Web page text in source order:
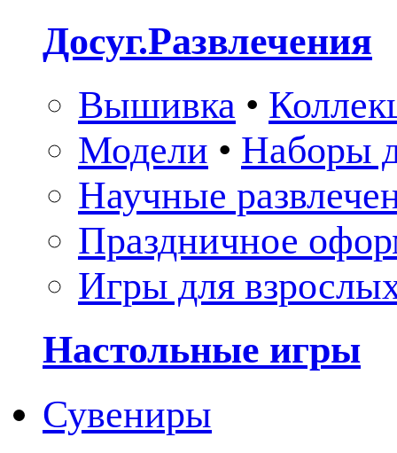
Досуг.Развлечения
Вышивка •
Модели • Наборы
Научные
Праздничное
Игры для
Настольные игры
Сувениры